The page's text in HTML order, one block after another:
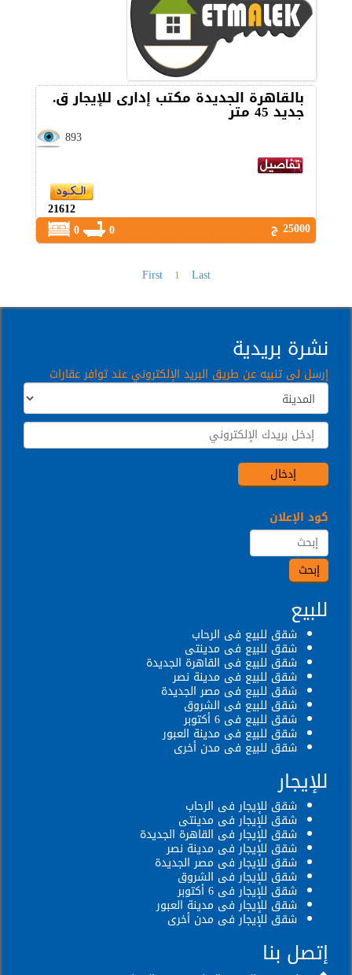
بالقاهرة الجديدة مكتب إدارى للإيجار ق.
جديد 45 متر
893
21612
25000 ج
0
First 1 Last
نشرة بريدية
إرسل لى تنبيه عن طريق البريد الإلكتروني عند توافر عقارات
كود الإعلان
للبيع
شقق للبيع فى الرحاب
شقق للبيع فى مدينتى
شقق للبيع فى القاهرة الجديدة
شقق للبيع فى مدينة نصر
شقق للبيع فى مصر الجديدة
شقق للبيع فى الشروق
شقق للبيع فى 6 أكتوبر
شقق للبيع فى مدينة العبور
شقق للبيع فى مدن أخرى
للإيجار
شقق للإيجار فى الرحاب
شقق للإيجار فى مدينتى
شقق للإيجار فى القاهرة الجديدة
شقق للإيجار فى مدينة نصر
شقق للإيجار فى مصر الجديدة
شقق للإيجار فى الشروق
شقق للإيجار فى 6 أكتوبر
شقق للإيجار فى مدينة العبور
شقق للإيجار فى مدن أخرى
إتصل بنا